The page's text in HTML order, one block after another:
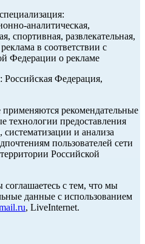
аналитическая,
спортивная, развлекательная,
в соответствии с
Федерации о рекламе
Российская Федерация,
рекомендательные
технологии предоставления
и анализа
пользователей сети
Российской
с тем, что мы
данные с использованием
, LiveInternet.